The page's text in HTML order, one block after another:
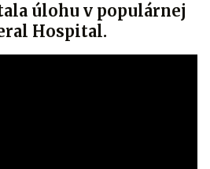
úlohu v populárnej
Hospital.